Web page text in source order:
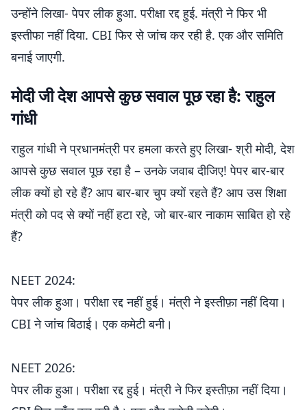
उन्होंने लिखा- पेपर लीक हुआ. परीक्षा रद्द हुई. मंत्री ने फिर भी
इस्तीफा नहीं दिया. CBI फिर से जांच कर रही है. एक और समिति
बनाई जाएगी.
मोदी जी देश आपसे कुछ सवाल पूछ रहा है: राहुल
गांधी
राहुल गांधी ने प्रधानमंत्री पर हमला करते हुए लिखा- श्री मोदी, देश
आपसे कुछ सवाल पूछ रहा है – उनके जवाब दीजिए! पेपर बार-बार
लीक क्यों हो रहे हैं? आप बार-बार चुप क्यों रहते हैं? आप उस शिक्षा
मंत्री को पद से क्यों नहीं हटा रहे, जो बार-बार नाकाम साबित हो रहे
हैं?
NEET 2024:
पेपर लीक हुआ। परीक्षा रद्द नहीं हुई। मंत्री ने इस्तीफ़ा नहीं दिया।
CBI ने जांच बिठाई। एक कमेटी बनी।
NEET 2026:
पेपर लीक हुआ। परीक्षा रद्द हुई। मंत्री ने फिर इस्तीफ़ा नहीं दिया।